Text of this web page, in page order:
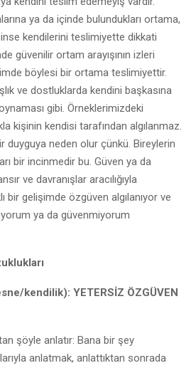
ya da içinde bulundukları ortama,
kendilerini teslimiyette dikkati
güvenilir ortam arayışının izleri
böylesi bir ortama teslimiyettir.
ve dostluklarda kendini başkasına
gibi. Örneklerimizdeki
kişinin kendisi tarafından algılanmaz.
duyguya neden olur çünkü. Bireylerin
bir incinmedir bu. Güven ya da
ve davranışlar aracılığıyla
bir gelişimde özgüven algılanıyor ve
ya da güvenmiyorum
kendilik): YETERSİZ ÖZGÜVEN
şöyle anlatır: Bana bir şey
anlatmak, anlattıktan sonrada